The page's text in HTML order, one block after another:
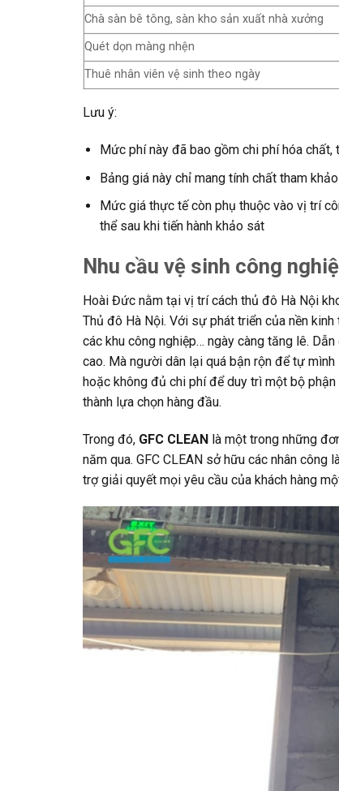
Chà sàn bê tông, sàn kho sản xuất nhà xưởng
Quét dọn màng nhện
Thuê nhân viên vệ sinh theo ngày
Lưu ý:
Mức phí này đã bao gồm chi phí hóa chất,
Bảng giá này chỉ mang tính chất tham
Mức giá thực tế còn phụ thuộc vào vị trí
thể sau khi tiến hành khảo sát
Nhu cầu vệ sinh công
Hoài Đức nằm tại vị trí cách thủ đô Hà Nội
Thủ đô Hà Nội. Với sự phát triển của nền
các khu công nghiệp… ngày càng tăng lê.
cao. Mà người dân lại quá bận rộn để tự
hoặc không đủ chi phí để duy trì một bộ
thành lựa chọn hàng đầu.
Trong đó, GFC CLEAN là một trong những
năm qua. GFC CLEAN sở hữu các nhân
trợ giải quyết mọi yêu cầu của khách hàng